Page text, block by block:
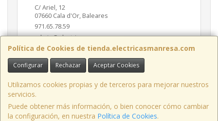
Política de Cookies de tienda.electricasmanresa.com
Configurar Rechazar Aceptar Cookies
Utilizamos cookies propias y de terceros para mejorar nuestros
servicios.
Puede obtener más información, o bien conocer cómo cambiar
la configuración, en nuestra Política de Cookies.
C/ Ariel, 12
07660 Cala d'Or, Baleares
971.65.78.59
admin@electricasmanresa.com
Horario
9:00 - 13:30 / 15:30 - 19:00
, , , , España. - C.I.F.: A07111495 - Tfno: